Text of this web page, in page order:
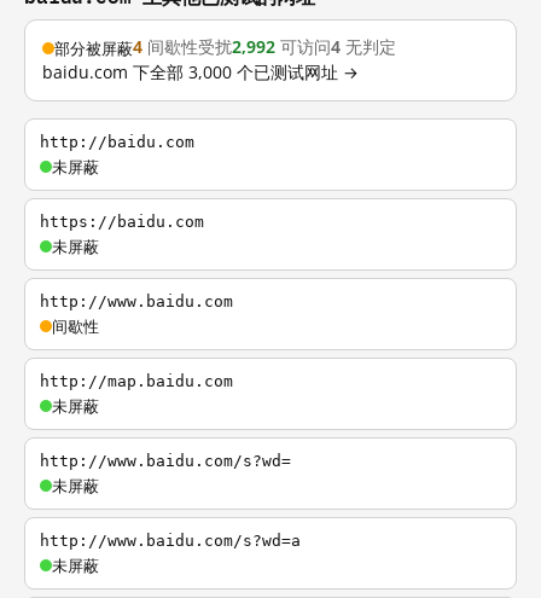
部分被屏蔽4 间歇性受扰2,992 可访问4 无判定
baidu.com 下全部 3,000 个已测试网址 →
http://baidu.com
未屏蔽
https://baidu.com
未屏蔽
http://www.baidu.com
间歇性
http://map.baidu.com
未屏蔽
http://www.baidu.com/s?wd=
未屏蔽
http://www.baidu.com/s?wd=a
未屏蔽